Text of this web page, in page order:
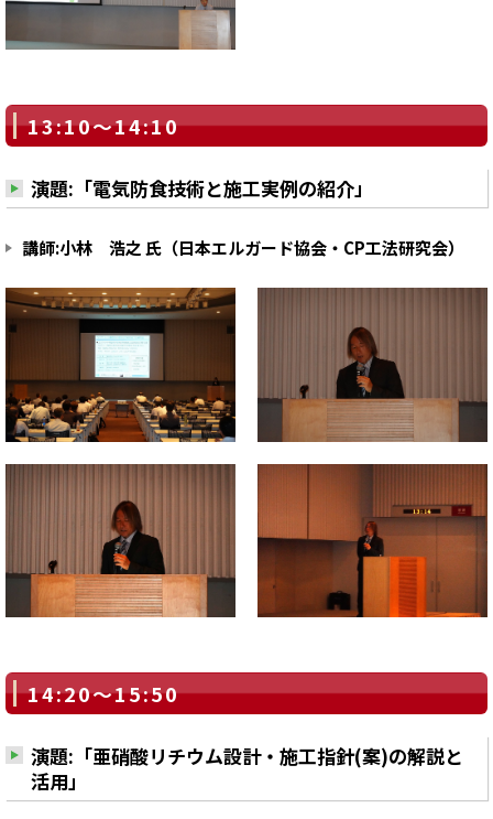
13:10～14:10
演題:「電気防食技術と施工実例の紹介」
講師:小林 浩之 氏（日本エルガード協会・CP工法研究会）
14:20～15:50
演題:「亜硝酸リチウム設計・施工指針(案)の解説と
活用」